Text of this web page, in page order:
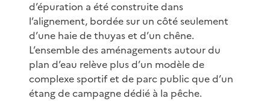
d’épuration a été construite dans
l’alignement, bordée sur un côté seulement
d’une haie de thuyas et d’un chêne.
L’ensemble des aménagements autour du
plan d’eau relève plus d’un modèle de
complexe sportif et de parc public que d’un
étang de campagne dédié à la pêche.